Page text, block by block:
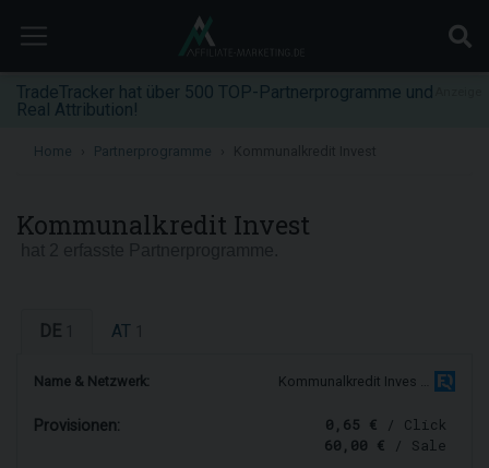
TradeTracker hat über 500 TOP-Partnerprogramme und
Real Attribution!
Home Partnerprogramme
Kommunalkredit Invest
DE AT
Name & Netzwerk: Kommunalkredit Inves …
Provisionen: 0,65 € / Click
60,00 € / Sale